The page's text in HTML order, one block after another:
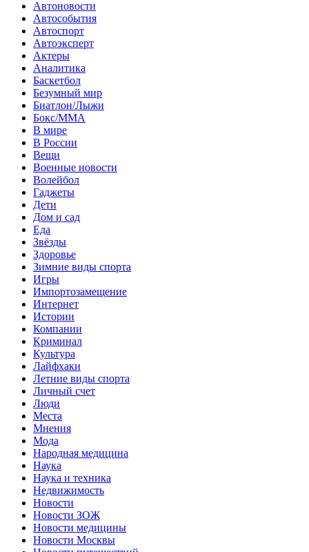
Автоновости
Автособытия
Автоспорт
Автоэксперт
Актеры
Аналитика
Баскетбол
Безумный мир
Биатлон/Лыжи
Бокс/MMA
В мире
В России
Вещи
Военные новости
Волейбол
Гаджеты
Дети
Дом и сад
Еда
Звёзды
Здоровье
Зимние виды спорта
Игры
Импортозамещение
Интернет
Истории
Компании
Криминал
Культура
Лайфхаки
Летние виды спорта
Личный счет
Люди
Места
Мнения
Мода
Народная медицина
Наука
Наука и техника
Недвижимость
Новости
Новости ЗОЖ
Новости медицины
Новости Москвы